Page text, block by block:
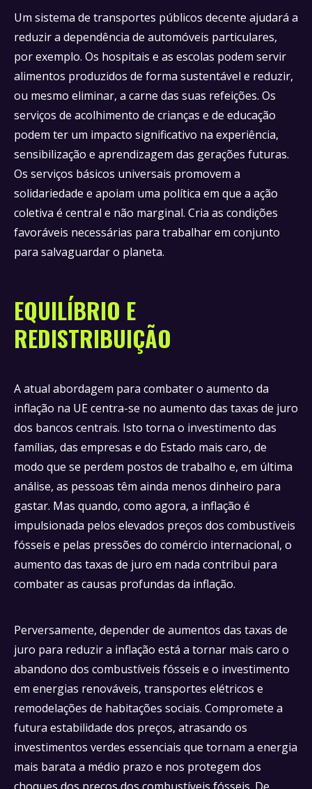
Um sistema de transportes públicos decente ajudará a
reduzir a dependência de automóveis particulares,
por exemplo. Os hospitais e as escolas podem servir
alimentos produzidos de forma sustentável e reduzir,
ou mesmo eliminar, a carne das suas refeições. Os
serviços de acolhimento de crianças e de educação
podem ter um impacto significativo na experiência,
sensibilização e aprendizagem das gerações futuras.
Os serviços básicos universais promovem a
solidariedade e apoiam uma política em que a ação
coletiva é central e não marginal. Cria as condições
favoráveis necessárias para trabalhar em conjunto
para salvaguardar o planeta.
EQUILÍBRIO E
REDISTRIBUIÇÃO
A atual abordagem para combater o aumento da
inflação na UE centra-se no aumento das taxas de juro
dos bancos centrais. Isto torna o investimento das
famílias, das empresas e do Estado mais caro, de
modo que se perdem postos de trabalho e, em última
análise, as pessoas têm ainda menos dinheiro para
gastar. Mas quando, como agora, a inflação é
impulsionada pelos elevados preços dos combustíveis
fósseis e pelas pressões do comércio internacional, o
aumento das taxas de juro em nada contribui para
combater as causas profundas da inflação.
Perversamente, depender de aumentos das taxas de
juro para reduzir a inflação está a tornar mais caro o
abandono dos combustíveis fósseis e o investimento
em energias renováveis, transportes elétricos e
remodelações de habitações sociais. Compromete a
futura estabilidade dos preços, atrasando os
investimentos verdes essenciais que tornam a energia
mais barata a médio prazo e nos protegem dos